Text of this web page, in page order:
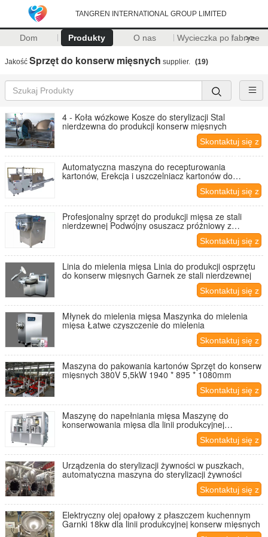
TANGREN INTERNATIONAL GROUP LIMITED
Dom Produkty O nas Wycieczka po fabryce
>>
Jakość Sprzęt do konserw mięsnych supplier. (19)
4 - Koła wózkowe Kosze do sterylizacji Stal
nierdzewna do produkcji konserw mięsnych
Skontaktuj się z
nami
Automatyczna maszyna do recepturowania
kartonów, Erekcja i uszczelniacz kartonów do
Skontaktuj się z
nami
Profesjonalny sprzęt do produkcji mięsa ze stali
nierdzewnej Podwójny osuszacz próżniowy z
Skontaktuj się z
nami
Linia do mielenia mięsa Linia do produkcji osprzętu
do konserw mięsnych Garnek ze stali nierdzewnej
Skontaktuj się z
nami
Młynek do mielenia mięsa Maszynka do mielenia
mięsa Łatwe czyszczenie do mielenia
Skontaktuj się z
nami
Maszyna do pakowania kartonów Sprzęt do konserw
mięsnych 380V 5,5kW 1940 * 895 * 1080mm
Skontaktuj się z
nami
Maszynę do napełniania mięsa Maszynę do
konserwowania mięsa dla linii produkcyjnej
Skontaktuj się z
nami
Urządzenia do sterylizacji żywności w puszkach,
automatyczna maszyna do sterylizacji żywności
Skontaktuj się z
nami
Elektryczny olej opałowy z płaszczem kuchennym
Garnki 18kw dla linii produkcyjnej konserw mięsnych